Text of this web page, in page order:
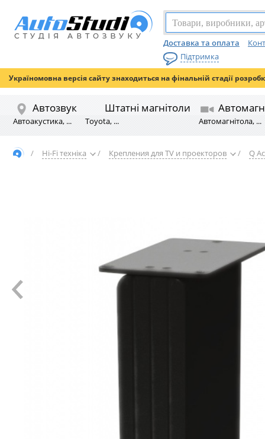
Доставка та оплата
Підтримка
Україномовна версія сайту знаходиться на фінальній стадії
Автозвук
Автоакустика, ...
Штатні магнітоли
Toyota, ... Автомагнітола, ...
/ Hi-Fi техніка / Крепления для TV и проекторов / Q